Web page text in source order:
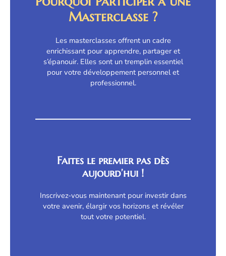
Masterclasse ?
Les masterclasses offrent un cadre
enrichissant pour apprendre, partager et
s’épanouir. Elles sont un tremplin essentiel
pour votre développement personnel et
professionnel.
Faites le premier pas dès
aujourd’hui !
Inscrivez-vous maintenant pour investir dans
votre avenir, élargir vos horizons et révéler
tout votre potentiel.